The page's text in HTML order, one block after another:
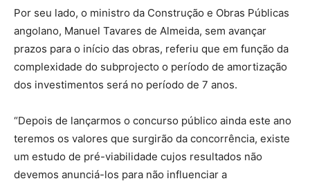
Por seu lado, o ministro da Construção e Obras Públicas
angolano, Manuel Tavares de Almeida, sem avançar
prazos para o início das obras, referiu que em função da
complexidade do subprojecto o período de amortização
dos investimentos será no período de 7 anos.
“Depois de lançarmos o concurso público ainda este ano
teremos os valores que surgirão da concorrência, existe
um estudo de pré-viabilidade cujos resultados não
devemos anunciá-los para não influenciar a